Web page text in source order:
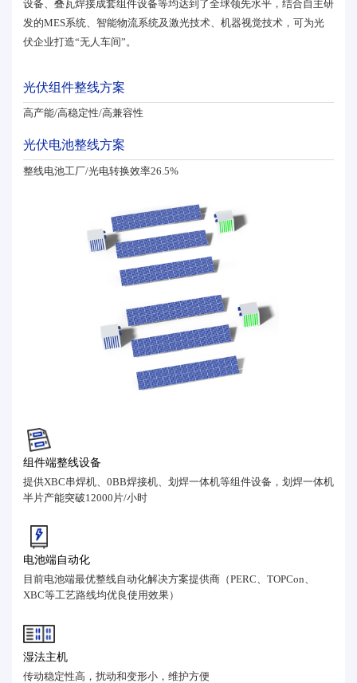
设备、叠瓦焊接成套组件设备等均达到了全球领先水平，结合自主研
发的MES系统、智能物流系统及激光技术、机器视觉技术，可为光
伏企业打造“无人车间”。
光伏组件整线方案
高产能/高稳定性/高兼容性
光伏电池整线方案
整线电池工厂/光电转换效率26.5%
组件端整线设备
提供XBC串焊机、0BB焊接机、划焊一体机等组件设备，划焊一体机
半片产能突破12000片/小时
电池端自动化
目前电池端最优整线自动化解决方案提供商（PERC、TOPCon、
XBC等工艺路线均优良使用效果）
湿法主机
传动稳定性高，扰动和变形小，维护方便